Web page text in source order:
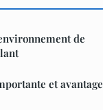
de
et avantage